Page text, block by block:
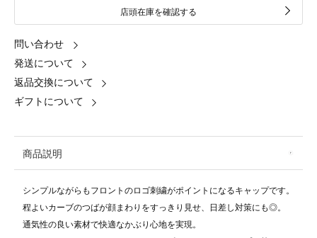
店頭在庫を確認する
問い合わせ
発送について
返品交換について
ギフトについて
商品説明
シンプルながらもフロントのロゴ刺繍がポイントになるキャップです。
程よいカーブのつばが顔まわりをすっきり見せ、日差し対策にも◎。
通気性の良い素材で快適なかぶり心地を実現。